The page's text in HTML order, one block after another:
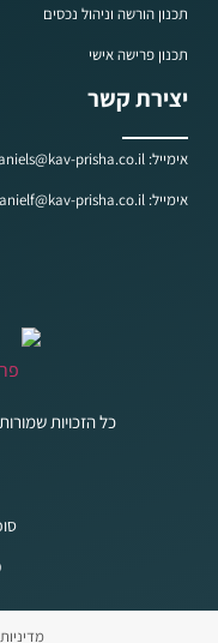
תכנון הורשה וניהול נכסים
תכנון פרישה אישי
יצירת קשר
אימייל: daniels@kav-prisha.co.il
אימייל: danielf@kav-prisha.co.il
כל הזכויות